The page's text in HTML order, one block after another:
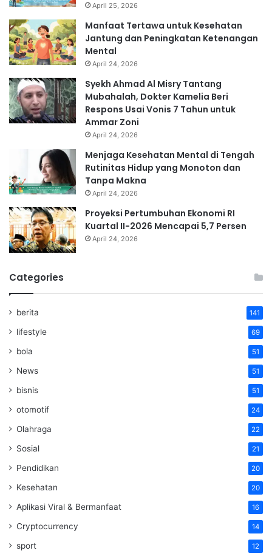
April 25, 2026
Manfaat Tertawa untuk Kesehatan
Jantung dan Peningkatan Ketenangan
Mental
April 24, 2026
Syekh Ahmad Al Misry Tantang
Mubahalah, Dokter Kamelia Beri
Respons Usai Vonis 7 Tahun untuk
Ammar Zoni
April 24, 2026
Menjaga Kesehatan Mental di Tengah
Rutinitas Hidup yang Monoton dan
Tanpa Makna
April 24, 2026
Proyeksi Pertumbuhan Ekonomi RI
Kuartal II-2026 Mencapai 5,7 Persen
April 24, 2026
Categories
berita 141
lifestyle 69
bola 51
News 51
bisnis 51
otomotif 24
Olahraga 22
Sosial 21
Pendidikan 20
Kesehatan 20
Aplikasi Viral & Bermanfaat 16
Cryptocurrency 14
sport 12